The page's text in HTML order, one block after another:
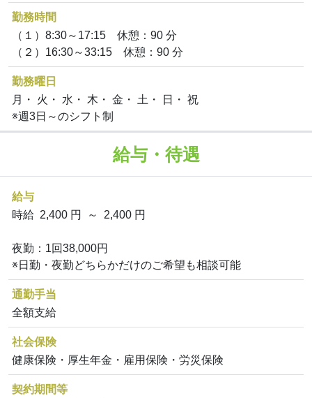
勤務時間
（１）8:30～17:15 休憩：90 分
（２）16:30～33:15 休憩：90 分
勤務曜日
月・ 火・ 水・ 木・ 金・ 土・ 日・ 祝
※週3日～のシフト制
給与・待遇
給与
時給 2,400 円 ～ 2,400 円
夜勤：1回38,000円
※日勤・夜勤どちらかだけのご希望も相談可能
通勤手当
全額支給
社会保険
健康保険・厚生年金・雇用保険・労災保険
契約期間等